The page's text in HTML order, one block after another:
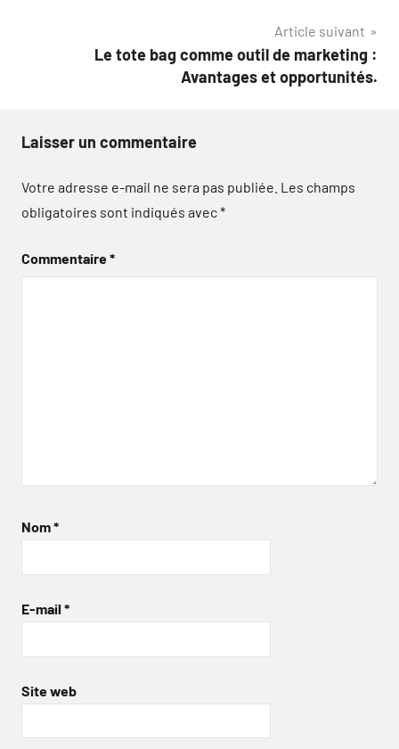
Article suivant
Le tote bag comme outil de marketing :
Avantages et opportunités.
Laisser un commentaire
Votre adresse e-mail ne sera pas publiée. Les champs
obligatoires sont indiqués avec*
Commentaire*
Nom*
E-mail *
Site web